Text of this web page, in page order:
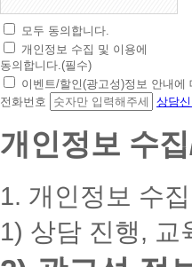
초
간
편
상
담
청
대
폰
모두 동의합니다.
개인정보 수집 및 이용에
동의합니다.(필수)
이벤트/할인(광고성)정보 안내에
전화번호
상담신
개인정보 수
1. 개인정보 수
1) 상담 진행, 교